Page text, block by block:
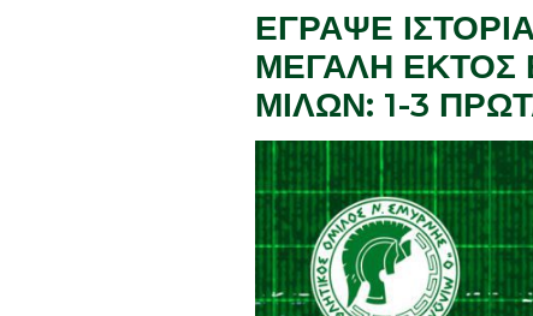
ΕΓΡΑΨΕ
ΜΕΓΑΛΗ ΕΚΤΟΣ
ΜΙΛΩΝ: 1-3